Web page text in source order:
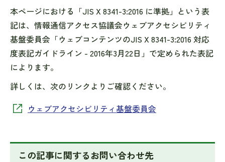
本ページにおける「JIS X 8341-3:2016 に準拠」という表
記は、情報通信アクセス協議会ウェブアクセシビリティ
基盤委員会「ウェブコンテンツのJIS X 8341-3:2016 対応
度表記ガイドライン - 2016年3月22日」で定められた表記
によります。
詳しくは、次のリンクよりご確認ください。
ウェブアクセシビリティ基盤委員会
この記事に関するお問い合わせ先